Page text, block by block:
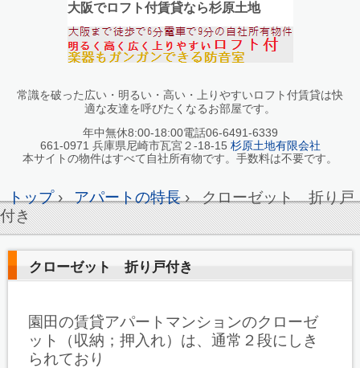
大阪でロフト付賃貸なら杉原土地
常識を破った広い・明るい・高い・上りやすいロフト付賃貸は快
適な友達を呼びたくなるお部屋です。
年中無休8:00-18:00電話06-6491-6339
661-0971 兵庫県尼崎市瓦宮２-18-15 杉原土地有限会社
本サイトの物件はすべて自社所有物です。手数料は不要です。
トップ› アパートの特長› クローゼット 折り戸
付き
クローゼット 折り戸付き
園田の賃貸アパートマンションのクローゼ
ット（収納；押入れ）は、通常２段にしき
られており